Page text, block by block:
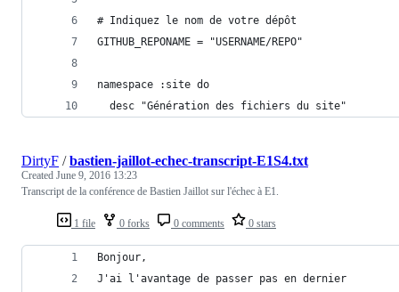
# Indiquez le nom de votre dépôt
GITHUB_REPONAME = "USERNAME/REPO"
namespace :site do
  desc "Génération des fichiers du site"
1 file 0 forks 0 comments 0 stars
DirtyF /bastien-jaillot-echec-transcript-E1S4.txt
Created June 9, 2016 13:23
Transcript de la conférence de Bastien Jaillot sur l'échec à E1.
Bonjour,
J'ai l'avantage de passer pas en dernier